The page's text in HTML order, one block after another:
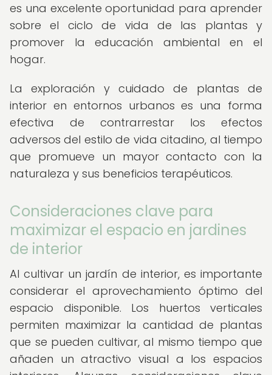
es una excelente oportunidad para aprender
sobre el ciclo de vida de las plantas y
promover la educación ambiental en el
hogar.
La exploración y cuidado de plantas de
interior en entornos urbanos es una forma
efectiva de contrarrestar los efectos
adversos del estilo de vida citadino, al tiempo
que promueve un mayor contacto con la
naturaleza y sus beneficios terapéuticos.
Consideraciones clave para
maximizar el espacio en jardines
de interior
Al cultivar un jardín de interior, es importante
considerar el aprovechamiento óptimo del
espacio disponible. Los huertos verticales
permiten maximizar la cantidad de plantas
que se pueden cultivar, al mismo tiempo que
añaden un atractivo visual a los espacios